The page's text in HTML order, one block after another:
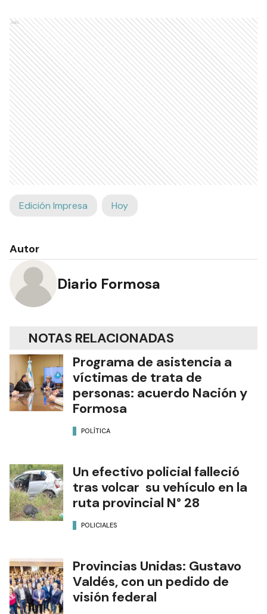
Ads
Edición Impresa Hoy
Autor
Diario Formosa
NOTAS RELACIONADAS
Programa de asistencia a
víctimas de trata de
personas: acuerdo Nación y
Formosa
POLÍTICA
Un efectivo policial falleció
tras volcar su vehículo en la
ruta provincial N° 28
POLICIALES
Provincias Unidas: Gustavo
Valdés, con un pedido de
visión federal